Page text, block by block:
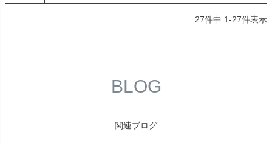
27件中 1-27件表示
BLOG
関連ブログ